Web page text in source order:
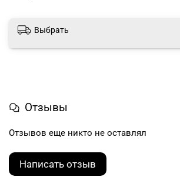
Выбрать
Отзывы
Отзывов еще никто не оставлял
Написать отзыв